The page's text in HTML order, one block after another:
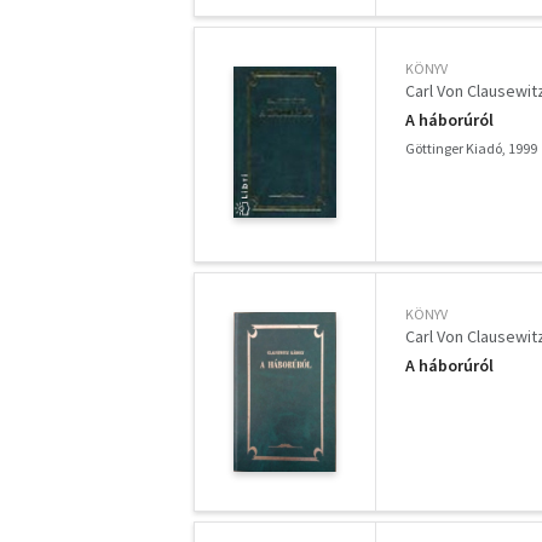
KÖNYV
Carl Von
A háborúról
Göttinger Kiadó, 1999
KÖNYV
Carl Von
A háborúról